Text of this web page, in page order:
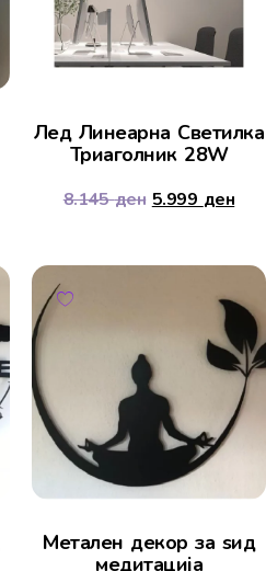
Лед Линеарна Светилка
Триаголник 28W
8.145ден 5.999 ден
Метален декор за ѕид
медитација